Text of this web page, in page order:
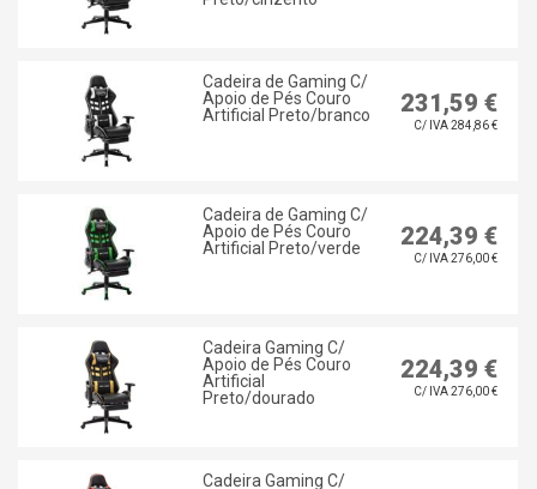
Cadeira de Gaming C/
Apoio de Pés Couro
Artificial Preto/branco
231,59 €
C/ IVA 284,86 €
Cadeira de Gaming C/
Apoio de Pés Couro
Artificial Preto/verde
224,39 €
C/ IVA 276,00 €
Cadeira Gaming C/
Apoio de Pés Couro
Artificial
Preto/dourado
224,39 €
C/ IVA 276,00 €
Cadeira Gaming C/